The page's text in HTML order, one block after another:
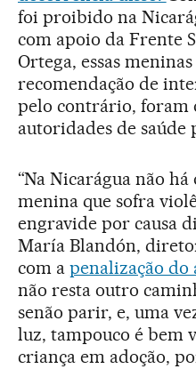
foi proibido na
com apoio da Frente
Ortega, essas
recomendação de
pelo contrário, foram
autoridades de saúde
“Na Nicarágua não
menina que sofra
engravide por causa
María Blandón,
com a penalização do
não resta outro
senão parir, e, uma
luz, tampouco é bem
criança em adoção,